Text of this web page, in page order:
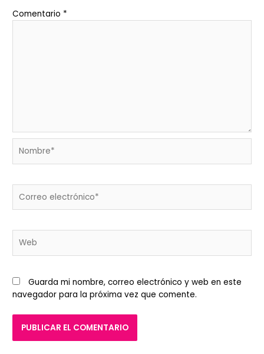
Comentario *
electrónico*
Guarda mi nombre, correo electrónico y web en este
navegador para la próxima vez que comente.